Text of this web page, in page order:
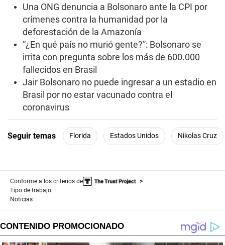
Una ONG denuncia a Bolsonaro ante la CPI por
crímenes contra la humanidad por la
deforestación de la Amazonía
“¿En qué país no murió gente?”: Bolsonaro se
irrita con pregunta sobre los más de 600.000
fallecidos en Brasil
Jair Bolsonaro no puede ingresar a un estadio en
Brasil por no estar vacunado contra el
coronavirus
Seguir temas Florida Estados Unidos Nikolas Cruz
Conforme a los criterios de
Tipo de trabajo:
Noticias